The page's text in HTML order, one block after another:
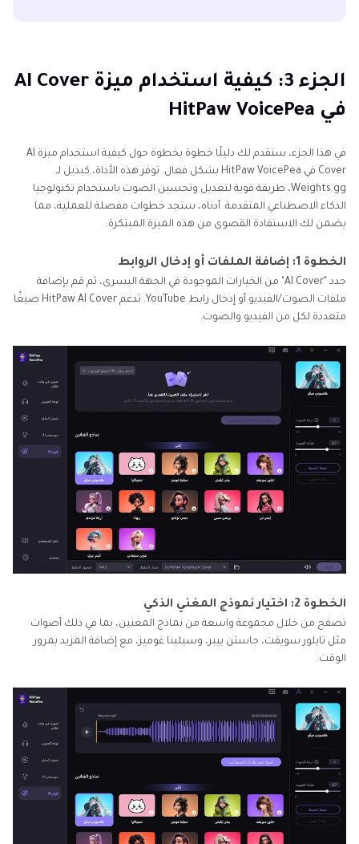
الجزء 3: كيفية استخدام ميزة AI Cover
في HitPaw VoicePea
في هذا الجزء، سنقدم لك دليلًا خطوة بخطوة حول كيفية استخدام ميزة AI
Cover في HitPaw VoicePea بشكل فعال. توفر هذه الأداة، كبديل لـ
Weights.gg، طريقة قوية لتعديل وتحسين الصوت باستخدام تكنولوجيا
الذكاء الاصطناعي المتقدمة. أدناه، ستجد خطوات مفصلة للعملية، مما
يضمن لك الاستفادة القصوى من هذه الميزة المبتكرة.
الخطوة 1: إضافة الملفات أو إدخال الروابط
حدد "AI Cover" من الخيارات الموجودة في الجهة اليسرى، ثم قم بإضافة
ملفات الصوت/الفيديو أو إدخال رابط YouTube. تدعم HitPaw AI Cover صيغًا
متعددة لكل من الفيديو والصوت.
الخطوة 2: اختيار نموذج المغني الذكي
تصفح من خلال مجموعة واسعة من نماذج المغنين، بما في ذلك أصوات
مثل تايلور سويفت، جاستن بيبر، وسيلينا غوميز، مع إضافة المزيد بمرور
الوقت.